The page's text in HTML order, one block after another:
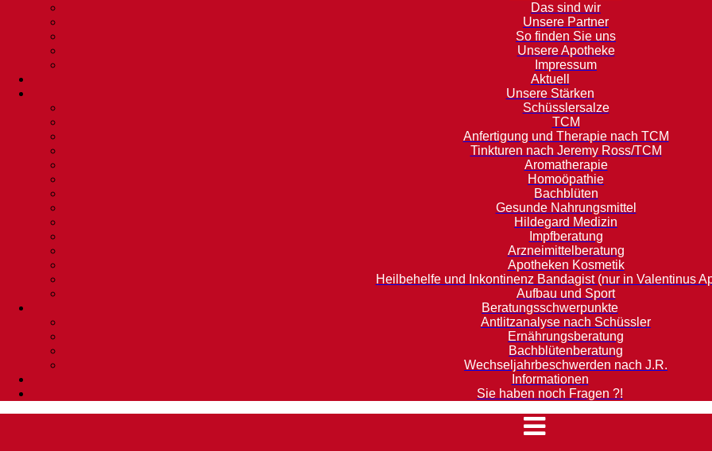
Das sind wir
Unsere Partner
So finden Sie uns
Unsere Apotheke
Impressum
Aktuell
Unsere Stärken
Schüsslersalze
TCM
Anfertigung und Therapie nach TCM
Tinkturen nach Jeremy Ross/TCM
Aromatherapie
Homoöpathie
Bachblüten
Gesunde Nahrungsmittel
Hildegard Medizin
Impfberatung
Arzneimittelberatung
Apotheken Kosmetik
Heilbehelfe und Inkontinenz Bandagist (nur in Valentinus
Aufbau und Sport
Beratungsschwerpunkte
Antlitzanalyse nach Schüssler
Ernährungsberatung
Bachblütenberatung
Wechseljahrbeschwerden nach J.R.
Informationen
Sie haben noch Fragen ?!